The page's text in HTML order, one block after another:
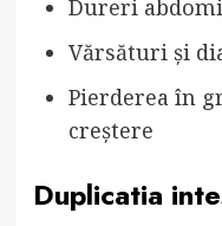
Dureri
Vărsături și
Pierderea în
creștere
Duplicatia